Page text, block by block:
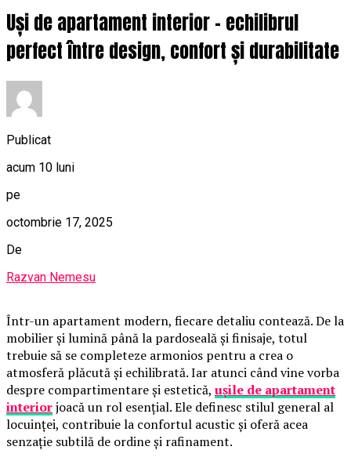
Uși de apartament interior – echilibrul
perfect între design, confort și durabilitate
Publicat
acum 10 luni
pe
octombrie 17, 2025
De
Razvan Nemesu
Într-un apartament modern, fiecare detaliu contează. De la
mobilier și lumină până la pardoseală și finisaje, totul
trebuie să se completeze armonios pentru a crea o
atmosferă plăcută și echilibrată. Iar atunci când vine vorba
despre compartimentare și estetică, ușile de apartament
interiorjoacă un rol esențial. Ele definesc stilul general al
locuinței, contribuie la confortul acustic și oferă acea
senzație subtilă de ordine și rafinament.